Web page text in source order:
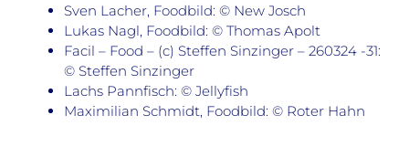
Sven Lacher, Foodbild: © New Josch
Lukas Nagl, Foodbild: © Thomas Apolt
Facil – Food – (c) Steffen Sinzinger – 260324 -31:
© Steffen Sinzinger
Lachs Pannfisch: © Jellyfish
Maximilian Schmidt, Foodbild: © Roter Hahn